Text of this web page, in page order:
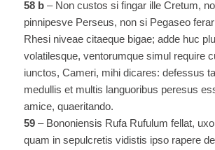
58 b– Non custos si fingar ille Cretum,
pinnipesve Perseus, non si Pegaseo
Rhesi niveae citaeque bigae; adde huc
volatilesque, ventorumque simul require
iunctos, Cameri, mihi dicares: defessus
medullis et multis languoribus peresus
amice, quaeritando.
59– Bononiensis Rufa Rufulum fellat,
quam in sepulcretis vidistis ipso rapere